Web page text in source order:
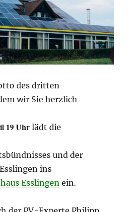
des dritten
wir Sie herzlich
19 Uhrlädt die
und der
ins
Esslingen ein.